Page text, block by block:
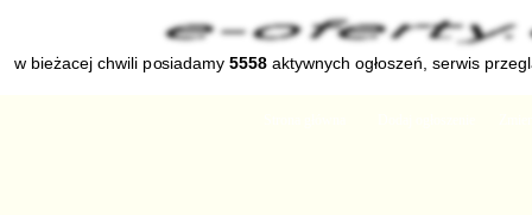
w bieżacej chwili posiadamy5558 aktywnych ogłoszeń, serwis